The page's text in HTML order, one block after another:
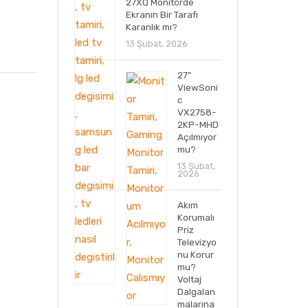
Ekranın Bir Tarafı
Karanlık mı?
13 Şubat, 2026
27”
ViewSoni
c
VX2758-
2KP-MHD
Açılmıyor
mu?
13 Şubat,
2026
Akım
Korumalı
Priz
Televizyo
nu Korur
mu?
Voltaj
Dalgalan
malarına